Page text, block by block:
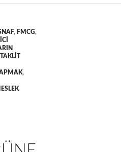
, FMCG,
TAKLIT
,